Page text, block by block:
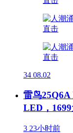
34 08.02
雷鸟
LED，
3 23小时前